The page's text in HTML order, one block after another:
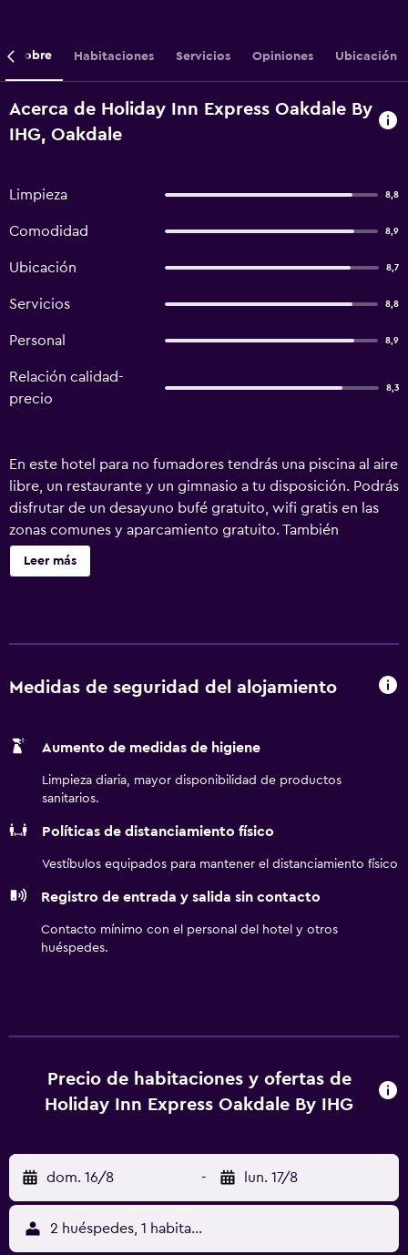
Sobre Habitaciones Servicios Opiniones Ubicación
Acerca de Holiday Inn Express Oakdale By
IHG, Oakdale
Limpieza 8,8
Comodidad 8,9
Ubicación 8,7
Servicios 8,8
Personal 8,9
Relación calidad-
precio
8,3
En este hotel para no fumadores tendrás una piscina al aire
libre, un restaurante y un gimnasio a tu disposición. Podrás
disfrutar de un desayuno bufé gratuito, wifi gratis en las
zonas comunes y aparcamiento gratuito. También
encontrarás café o té en las zonas comunes, un centro de
negocios y una sala de reuniones. Holiday Inn Express
Se ofrece frigorífico y microondas. Los baños están
Internet wifi gratis. Los servicios para las personas de
teléfono; se ofrecen llamadas locales gratuitas (pueden
tabla de planchar con plancha y un ventilador. Se ofrece
servicio de limpieza todos los días. Los servicios de ocio y
libre y gimnasio.
Leer más
Medidas de seguridad del alojamiento
Aumento de medidas de higiene
Limpieza diaria, mayor disponibilidad de productos
sanitarios.
Políticas de distanciamiento físico
Vestíbulos equipados para mantener el distanciamiento físico
Registro de entrada y salida sin contacto
Contacto mínimo con el personal del hotel y otros
huéspedes.
Precio de habitaciones y ofertas de
Holiday Inn Express Oakdale By IHG
dom. 16/8 - lun. 17/8
2 huéspedes, 1 habitación